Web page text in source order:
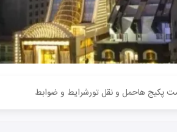
پکیج هاحمل و نقل تورشرایط و ضوابط